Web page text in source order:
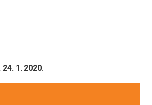
Pitić
2020.